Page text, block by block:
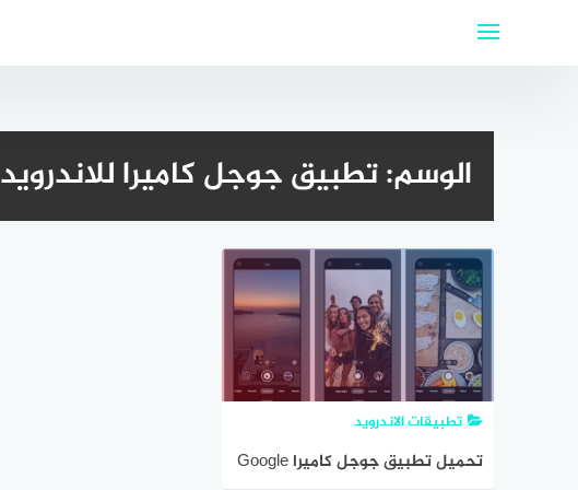
الوسم:تطبيق جوجل كاميرا للاندرويد 2021
تطبيقات الاندرويد
تحميل تطبيق جوجل كاميرا Google